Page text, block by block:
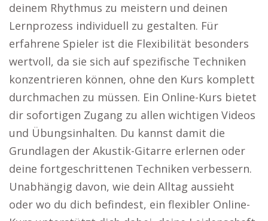
deinem Rhythmus zu meistern und deinen
Lernprozess individuell zu gestalten. Für
erfahrene Spieler ist die Flexibilität besonders
wertvoll, da sie sich auf spezifische Techniken
konzentrieren können, ohne den Kurs komplett
durchmachen zu müssen. Ein Online-Kurs bietet
dir sofortigen Zugang zu allen wichtigen Videos
und Übungsinhalten. Du kannst damit die
Grundlagen der Akustik-Gitarre erlernen oder
deine fortgeschrittenen Techniken verbessern.
Unabhängig davon, wie dein Alltag aussieht
oder wo du dich befindest, ein flexibler Online-